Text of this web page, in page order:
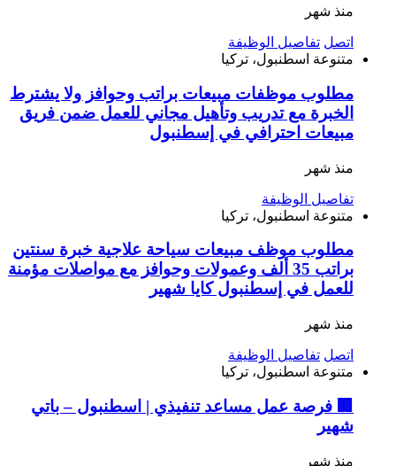
منذ شهر
اتصل تفاصيل الوظيفة
متنوعة اسطنبول، تركيا
مطلوب موظفات مبيعات براتب وحوافز ولا يشترط
الخبرة مع تدريب وتأهيل مجاني للعمل ضمن فريق
مبيعات احترافي في إسطنبول
منذ شهر
تفاصيل الوظيفة
متنوعة اسطنبول، تركيا
مطلوب موظف مبيعات سياحة علاجية خبرة سنتين
براتب 35 ألف وعمولات وحوافز مع مواصلات مؤمنة
للعمل في إسطنبول كايا شهير
منذ شهر
اتصل تفاصيل الوظيفة
متنوعة اسطنبول، تركيا
🏢 فرصة عمل مساعد تنفيذي | اسطنبول – باتي
شهير
منذ شهر